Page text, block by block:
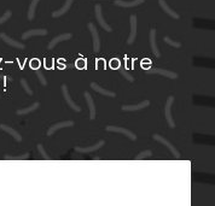
vous à notre